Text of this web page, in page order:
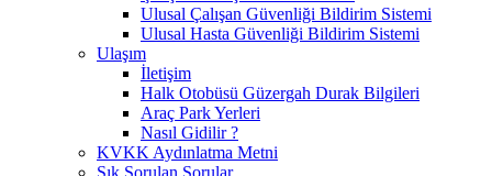
Ulusal Çalışan Güvenliği Bildirim Sistemi
Ulusal Hasta Güvenliği Bildirim Sistemi
Ulaşım
İletişim
Halk Otobüsü Güzergah Durak Bilgileri
Araç Park Yerleri
Nasıl Gidilir ?
KVKK Aydınlatma Metni
Sık Sorulan Sorular